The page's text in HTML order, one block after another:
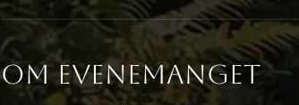
Om evenemanget